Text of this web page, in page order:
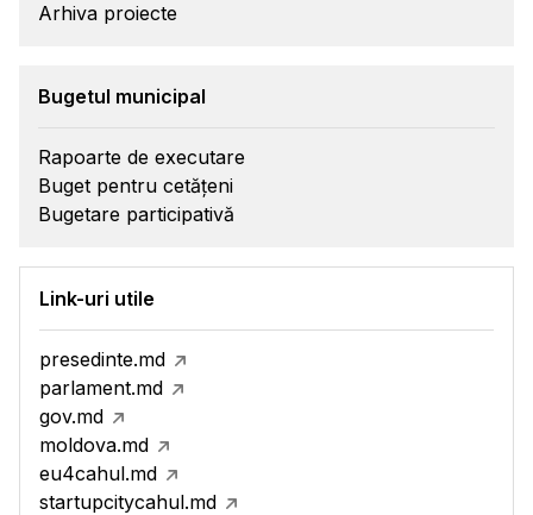
Arhiva proiecte
Bugetul municipal
Rapoarte de executare
Buget pentru cetățeni
Bugetare participativă
Link-uri utile
presedinte.md
parlament.md
gov.md
moldova.md
eu4cahul.md
startupcitycahul.md